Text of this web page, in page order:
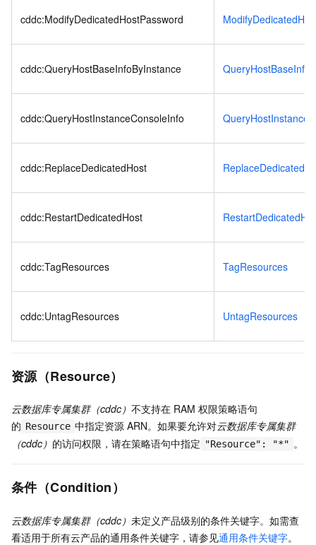
cddc:ModifyDedicatedHostPassword
cddc:QueryHostBaseInfoByInstance
cddc:QueryHostInstanceConsoleInfo
cddc:ReplaceDedicatedHost
cddc:RestartDedicatedHost
cddc:TagResources TagResources
cddc:UntagResources UntagResources
资源（Resource）
云数据库专属集群（cddc） 不支持在 RAM 权限策略语句
的 Resource 中指定资源 ARN。如果要允许对云数据库专属集群
（cddc） 的访问权限，请在策略语句中指定 "Resource": "*" 。
条件（Condition）
云数据库专属集群（cddc） 未定义产品级别的条件关键字。如需查
看适用于所有云产品的通用条件关键字，请参见通用条件关键字。